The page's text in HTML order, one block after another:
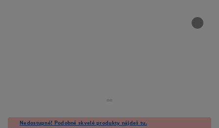
Nedostupné! Podobné skvelé produkty nájdeš tu.